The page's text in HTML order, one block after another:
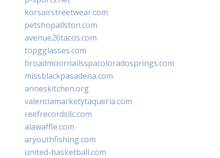
korsairstreetwear.com
petshopallston.com
avenue26tacos.com
topgglasses.com
broadmoornailsspacoloradosprings.com
missblackpasadena.com
anneskitchen.org
valenciamarketytaqueria.com
reefrecordsllc.com
alawaffle.com
aryouthfishing.com
united-basketball.com